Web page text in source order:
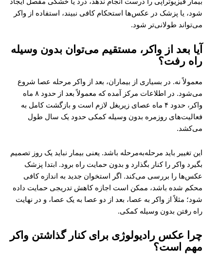
بیمار فیزیوتراپی را درست انجام ندهد، درد یا خشکی مفصل ایجاد
شود، یا پزشک در عکس‌ها استحکام کافی نبیند، استفاده از واکر
می‌تواند طولانی‌تر شود.
آیا بعد از واکر، مستقیم می‌توان بدون وسیله
راه رفت؟
معمولاً نه. در بسیاری از بیماران، بعد از واکر مرحله عصا شروع
می‌شود. در اطلاعات مرکز آمده که معمولاً بعد از حدود ۸ ماه
واکر، حدود ۴ ماه عصای زیربغل لازم است و بازگشت کامل به
فعالیت‌های روزمره بدون وسیله کمکی حدود یک سال طول
می‌کشد.
این تغییر باید مرحله‌به‌مرحله باشد. یعنی بیمار نباید یک روز تصمیم
بگیرد واکر را کنار بگذارد و بدون حمایت راه برود. ابتدا پزشک
عکس‌ها را بررسی می‌کند. اگر استخوان جدید به اندازه کافی
محکم شده باشد، ممکن است اجازه کاهش تدریجی حمایت داده
شود؛ مثلاً از واکر به عصا، بعد از دو عصا به یک عصا، و در نهایت
راه رفتن بدون وسیله کمکی.
چرا عکس رادیولوژی برای کنار گذاشتن واکر
مهم است؟